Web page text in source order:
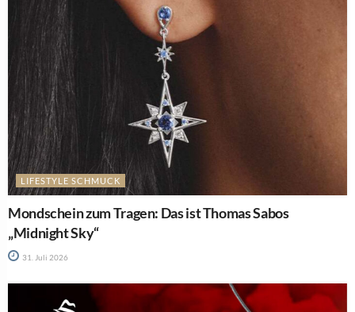
LIFESTYLE SCHMUCK
Mondschein zum Tragen: Das ist Thomas Sabos
„Midnight Sky“
31. Juli 2026